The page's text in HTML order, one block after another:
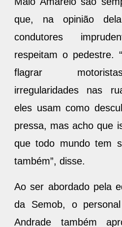
condutores
respeitam o pedestre.
flagrar
irregularidades nas
eles usam como
pressa, mas acho que
que todo mundo tem
também”, disse.
Ao ser abordado pela
da Semob, o personal
Andrade também
Utilizando uma